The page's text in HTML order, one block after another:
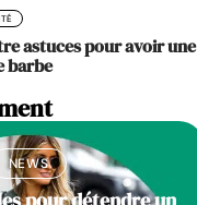
astuces pour avoir une
barbe
NEWS